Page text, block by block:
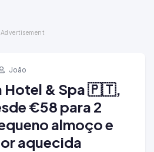
João
Hotel & Spa 🇵🇹,
€58 para 2
almoço e
aquecida